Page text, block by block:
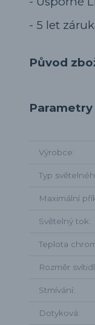
- 5 let
Původ
Parametry
Výrobce
Typ
Maximální
Světelný tok
Teplota
Rozměr
Stmívání
Dotyková